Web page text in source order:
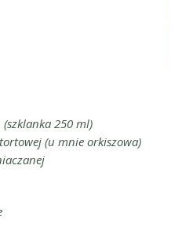
250 ml)
(u mnie orkiszowa)